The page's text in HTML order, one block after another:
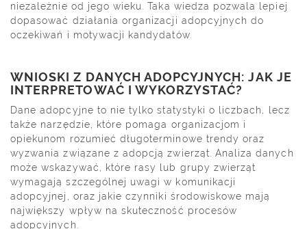
niezależnie od jego wieku. Taka wiedza pozwala lepiej
dopasować działania organizacji adopcyjnych do
oczekiwań i motywacji kandydatów.
WNIOSKI Z DANYCH ADOPCYJNYCH: JAK JE
INTERPRETOWAĆ I WYKORZYSTAĆ?
Dane adopcyjne to nie tylko statystyki o liczbach, lecz
także narzędzie, które pomaga organizacjom i
opiekunom rozumieć długoterminowe trendy oraz
wyzwania związane z adopcją zwierząt. Analiza danych
może wskazywać, które rasy lub grupy zwierząt
wymagają szczególnej uwagi w komunikacji
adopcyjnej, oraz jakie czynniki środowiskowe mają
największy wpływ na skuteczność procesów
adopcyjnych.